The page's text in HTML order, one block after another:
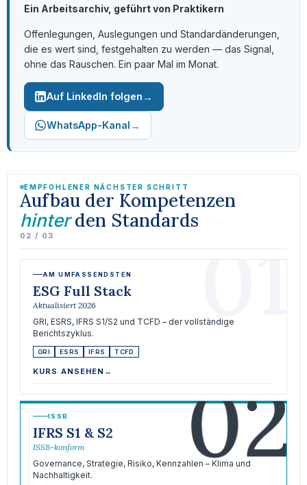
Ein Arbeitsarchiv, geführt von Praktikern
Offenlegungen, Auslegungen und Standardänderungen,
die es wert sind, festgehalten zu werden — das Signal,
ohne das Rauschen. Ein paar Mal im Monat.
Auf LinkedIn folgen →
WhatsApp-Kanal →
EMPFOHLENER NÄCHSTER SCHRITT
Aufbau der Kompetenzen
hinterden Standards
02 / 03 01
AM UMFASSENDSTEN
ESG Full Stack
Aktualisiert 2026
GRI, ESRS, IFRS S1/S2 und TCFD – der vollständige
Berichtszyklus.
GRI ESRS IFRS TCFD
KURS ANSEHEN → 02
ISSB
IFRS S1 & S2
ISSB-konform
Governance, Strategie, Risiko, Kennzahlen – Klima und
Nachhaltigkeit.